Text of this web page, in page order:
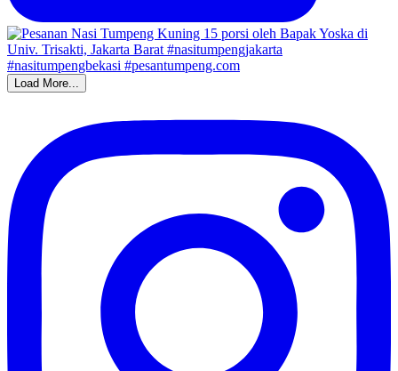
Load More...